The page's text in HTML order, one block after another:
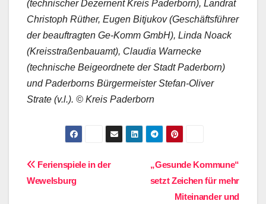
(technischer Dezernent Kreis Paderborn), Landrat
Christoph Rüther, Eugen Bitjukov (Geschäftsführer
der beauftragten Ge-Komm GmbH), Linda Noack
(Kreisstraßenbauamt), Claudia Warnecke
(technische Beigeordnete der Stadt Paderborn)
und Paderborns Bürgermeister Stefan-Oliver
Strate (v.l.). © Kreis Paderborn
Beitragsnavigation
„Gesunde Kommune“
setzt Zeichen für mehr
Miteinander und
Ferienspiele in der
Wewelsburg